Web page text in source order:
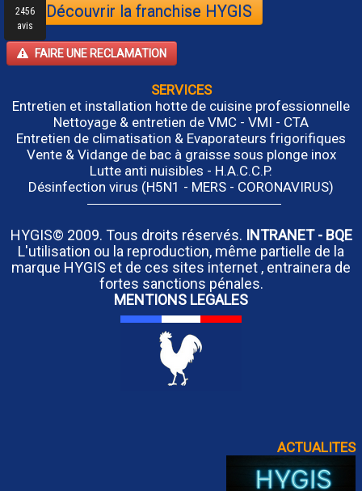
Découvrir la franchise HYGIS
FAIRE UNE RECLAMATION
SERVICES
Entretien et installation hotte de cuisine professionnelle
Nettoyage & entretien de VMC - VMI - CTA
Entretien de climatisation & Evaporateurs frigorifiques
Vente & Vidange de bac à graisse sous plonge inox
Lutte anti nuisibles - H.A.C.C.P.
Désinfection virus (H5N1 - MERS - CORONAVIRUS)
HYGIS© 2009. Tous droits réservés. INTRANET- BQE
L'utilisation ou la reproduction, même partielle de la
marque HYGIS et de ces sites internet , entrainera de
fortes sanctions pénales.
MENTIONS LEGALES
ACTUALITES